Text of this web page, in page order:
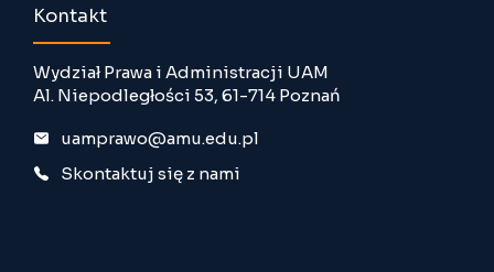
Kontakt
Wydział Prawa i Administracji UAM
Al. Niepodległości 53, 61-714 Poznań
uamprawo@amu.edu.pl
Skontaktuj się z nami